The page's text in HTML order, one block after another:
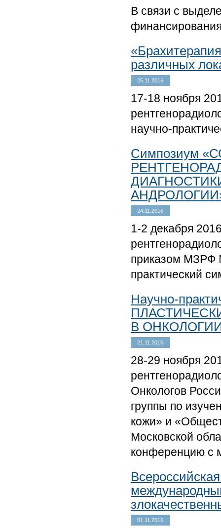
В связи с
различных
25.11.2016
17-18 ноября
научно-
Симпозиум
24.11.2016
1-2 декабря
приказом МЗРФ
практический
Научно-
В
21.11.2016
28-29 ноября
Онкологов
группы по
кожи» и
Московской
конференцию с
01.11.2016